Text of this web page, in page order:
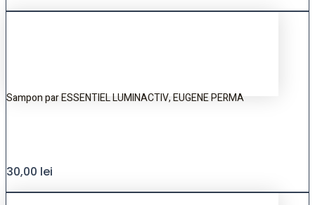
Sampon par ESSENTIEL LUMINACTIV, EUGENE PERMA
30,00 lei